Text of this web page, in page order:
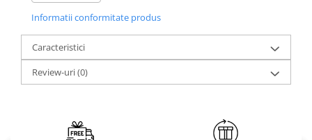
- confort sporit
- păstrează căldura lăsând în același timp pielea să respire;
- material foarte moale;
- rezistență îndelungată în timp;
- ușor de întreținut
- se spală normal
- rezistentă sporită a culorilor , nu se decolorează in timp.
Informatii conformitate produs
Caracteristici
Review-uri(0)